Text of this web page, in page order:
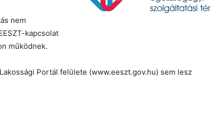
nem
kapcsolat
működnek.
Portál felülete (www.eeszt.gov.hu) sem lesz